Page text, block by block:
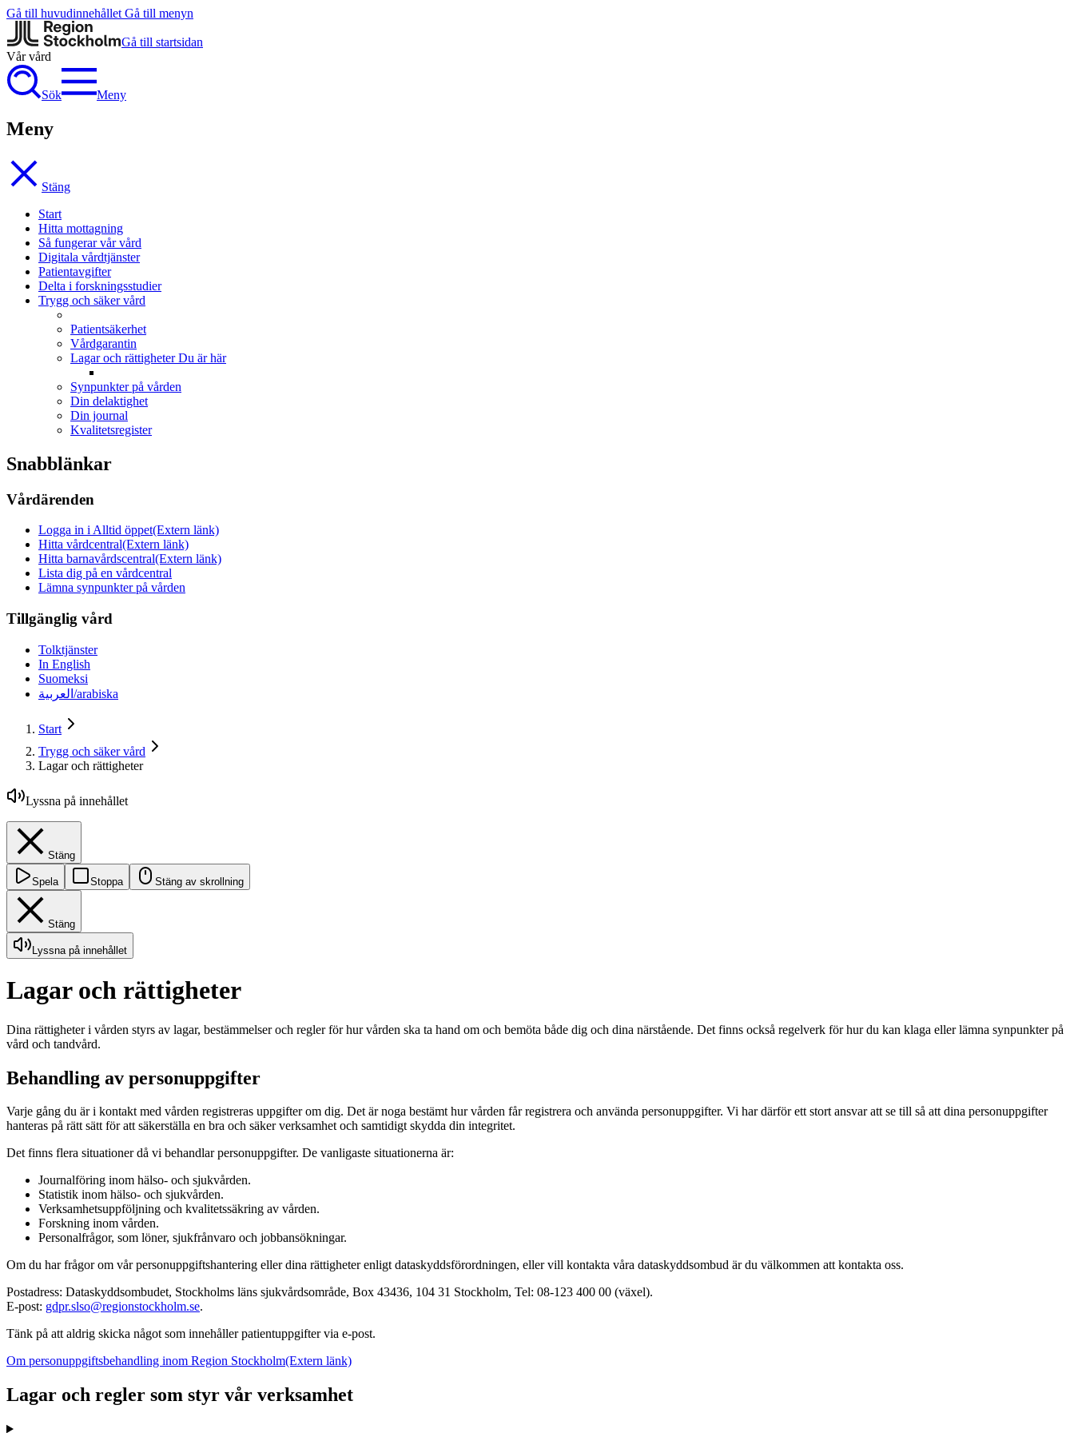
Gå till huvudinnehållet Gå till menyn
Gå till startsidan
Vår vård
Sök Meny
Meny
Stäng
Start
Hitta mottagning
Så fungerar vår vård
Digitala vårdtjänster
Patientavgifter
Delta i forskningsstudier
Trygg och säker vård
Patientsäkerhet
Vårdgarantin
Lagar och rättigheter Du är här
Synpunkter på vården
Din delaktighet
Din journal
Kvalitetsregister
Snabblänkar
Vårdärenden
Logga in i Alltid öppet(Extern länk)
Hitta vårdcentral(Extern länk)
Hitta barnavårdscentral(Extern länk)
Lista dig på en vårdcentral
Lämna synpunkter på vården
Tillgänglig vård
Tolktjänster
In English
Suomeksi
العربية/arabiska
Start
Trygg och säker vård
Lagar och rättigheter
Lyssna på innehållet
Stäng
Spela Stoppa Stäng av skrollning
Stäng
Lyssna på innehållet
Lagar och rättigheter
Dina rättigheter i vården styrs av lagar, bestämmelser och regler för hur vården ska ta hand om och bemöta både dig och dina närstående. Det finns också regelverk för hur du kan klaga eller lämna synpunkter på
vård och tandvård.
Behandling av personuppgifter
Varje gång du är i kontakt med vården registreras uppgifter om dig. Det är noga bestämt hur vården får registrera och använda personuppgifter. Vi har därför ett stort ansvar att se till så att dina personuppgifter
hanteras på rätt sätt för att säkerställa en bra och säker verksamhet och samtidigt skydda din integritet.
Det finns flera situationer då vi behandlar personuppgifter. De vanligaste situationerna är:
Journalföring inom hälso- och sjukvården.
Statistik inom hälso- och sjukvården.
Verksamhetsuppföljning och kvalitetssäkring av vården.
Forskning inom vården.
Personalfrågor, som löner, sjukfrånvaro och jobbansökningar.
Om du har frågor om vår personuppgiftshantering eller dina rättigheter enligt dataskyddsförordningen, eller vill kontakta våra dataskyddsombud är du välkommen att kontakta oss.
Postadress: Dataskyddsombudet, Stockholms läns sjukvårdsområde, Box 43436, 104 31 Stockholm, Tel: 08-123 400 00 (växel).
E-post: gdpr.slso@regionstockholm.se.
Tänk på att aldrig skicka något som innehåller patientuppgifter via e-post.
Om personuppgiftsbehandling inom Region Stockholm(Extern länk)
Lagar och regler som styr vår verksamhet